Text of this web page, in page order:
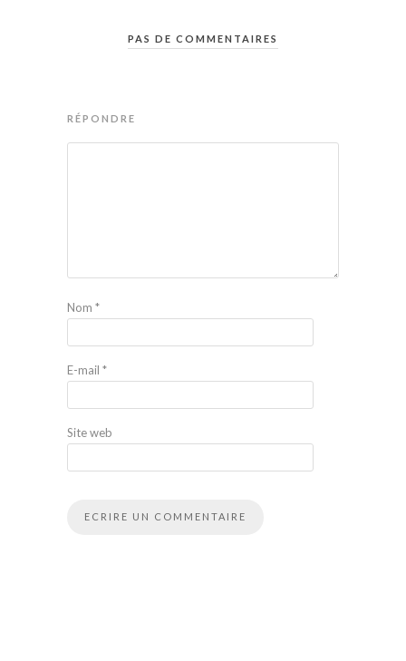
PAS DE COMMENTAIRES
RÉPONDRE
Nom *
E-mail *
Site web